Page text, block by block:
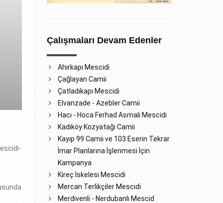
Çalışmaları Devam Edenler
Ahırkapı Mescidi
Çağlayan Camii
Çatladıkapı Mescidi
Elvanzade - Azebler Camii
Hacı - Hoca Ferhad Asmalı Mescidi
Kadıköy Kozyatağı Camii
Kayıp 99 Camii ve 103 Eserin Tekrar
İmar Planlarına İşlenmesi İçin
Kampanya
Kireç İskelesi Mescidi
Mercan Terlikçiler Mescidi
Merdivenli - Nerdubanlı Mescid